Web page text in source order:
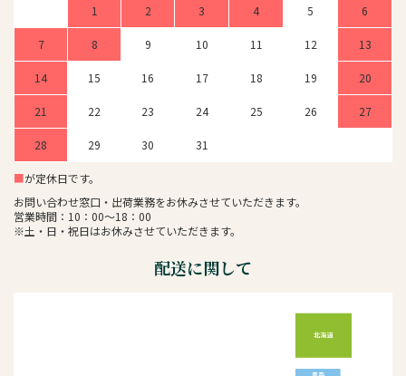
1 2 3 4 5 6
7 8 9 10 11 12 13
14 15 16 17 18 19 20
21 22 23 24 25 26 27
28 29 30 31
■が定休日です。
お問い合わせ窓口・出荷業務をお休みさせていただきます。
営業時間：10：00～18：00
※土・日・祝日はお休みさせていただきます。
配送に関して